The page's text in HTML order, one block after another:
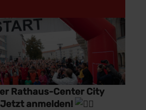
Rathaus-Center City
Jetzt anmelden!